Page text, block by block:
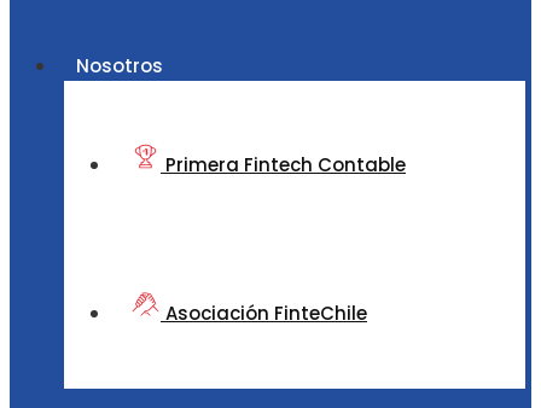
Nosotros
Primera Fintech Contable
Asociación FinteChile